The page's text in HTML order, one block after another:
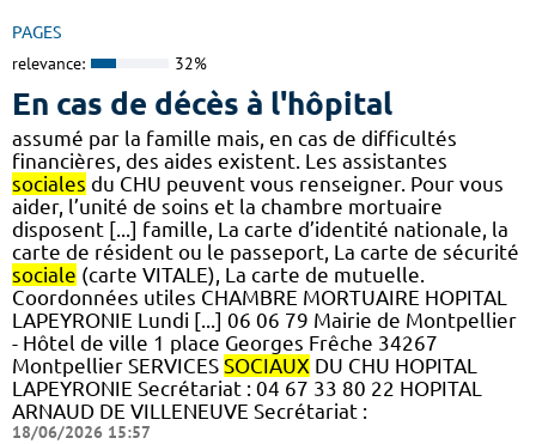
PAGES
relevance: 32%
En cas de décès à l'hôpital
assumé par la famille mais, en cas de difficultés
financières, des aides existent. Les assistantes
sociales du CHU peuvent vous renseigner. Pour vous
aider, l’unité de soins et la chambre mortuaire
disposent [...] famille, La carte d’identité nationale, la
carte de résident ou le passeport, La carte de sécurité
sociale (carte VITALE), La carte de mutuelle.
Coordonnées utiles CHAMBRE MORTUAIRE HOPITAL
LAPEYRONIE Lundi [...] 06 06 79 Mairie de Montpellier
- Hôtel de ville 1 place Georges Frêche 34267
Montpellier SERVICES SOCIAUX DU CHU HOPITAL
LAPEYRONIE Secrétariat : 04 67 33 80 22 HOPITAL
ARNAUD DE VILLENEUVE Secrétariat :
18/06/2026 15:57